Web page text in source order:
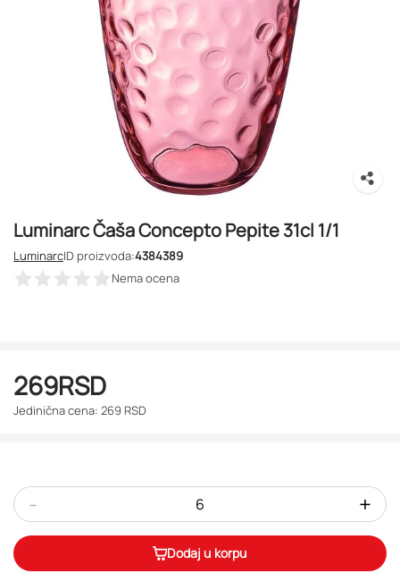
Luminarc Čaša Concepto Pepite 31cl 1/1
LuminarcID proizvoda:4384389
Nema ocena
269RSD
Jedinična cena: 269 RSD
- +
Dodaj u korpu